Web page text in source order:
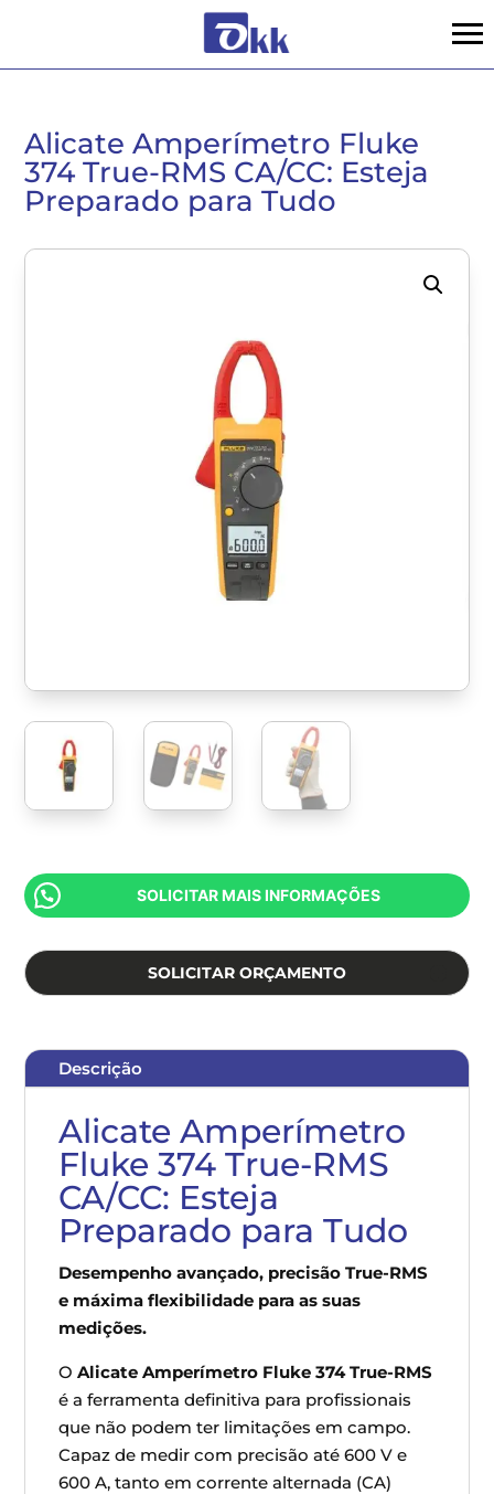
Alicate Amperímetro Fluke
374 True-RMS CA/CC: Esteja
Preparado para Tudo
SOLICITAR MAIS INFORMAÇÕES
SOLICITAR ORÇAMENTO
Descrição
Alicate Amperímetro
Fluke 374 True-RMS
CA/CC: Esteja
Preparado para Tudo
Desempenho avançado, precisão True-RMS
e máxima flexibilidade para as suas
medições.
OAlicate Amperímetro Fluke 374 True-RMS
é a ferramenta definitiva para profissionais
que não podem ter limitações em campo.
Capaz de medir com precisão até 600 V e
600 A, tanto em corrente alternada (CA)